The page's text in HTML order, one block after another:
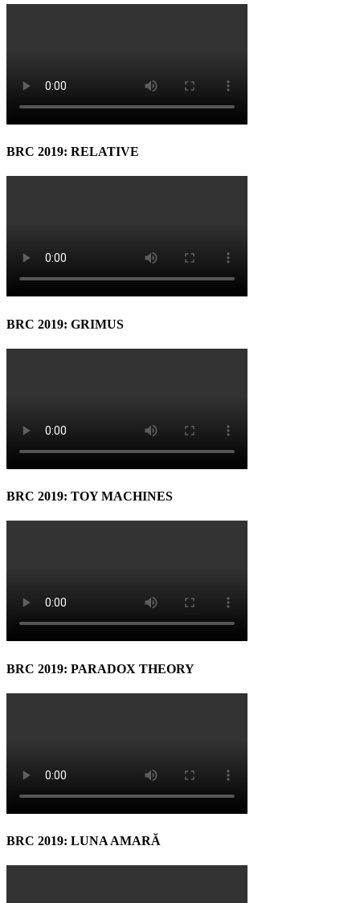
BRC 2019: RELATIVE
BRC 2019: GRIMUS
BRC 2019: TOY MACHINES
BRC 2019: PARADOX THEORY
BRC 2019: LUNA AMARĂ